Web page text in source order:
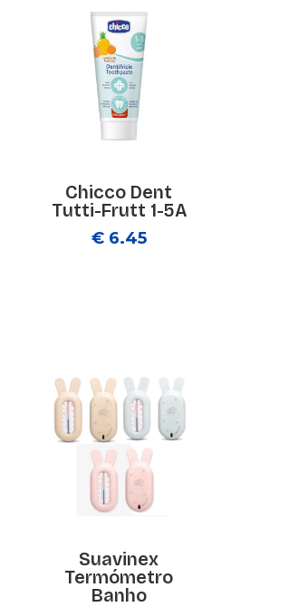
Chicco Dent
Tutti-Frutt 1-5A
€ 6.45
Suavinex
Termómetro
Banho